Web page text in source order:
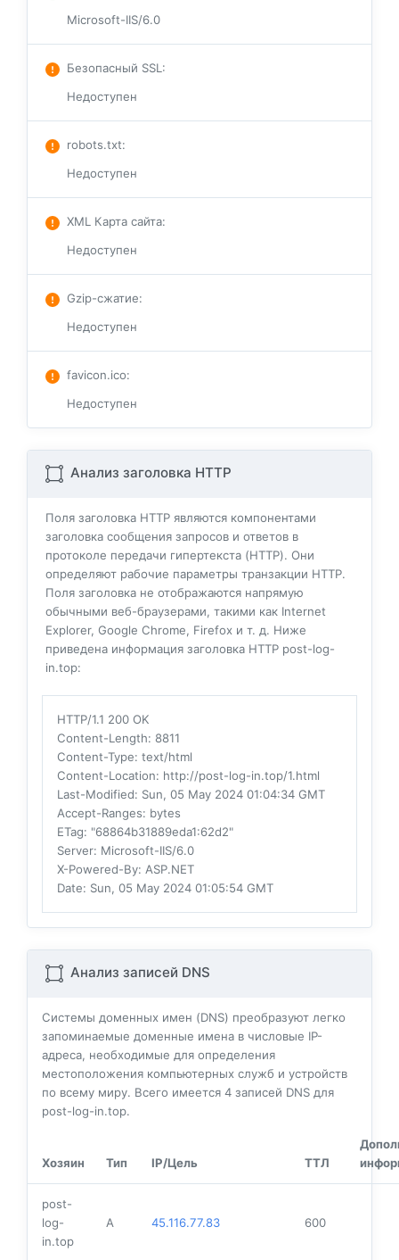
Microsoft-IIS/6.0
Безопасный SSL:
Недоступен
robots.txt:
Недоступен
XML Карта сайта:
Недоступен
Gzip-сжатие:
Недоступен
favicon.ico:
Недоступен
Анализ заголовка HTTP
Поля заголовка HTTP являются компонентами
заголовка сообщения запросов и ответов в
протоколе передачи гипертекста (HTTP). Они
определяют рабочие параметры транзакции HTTP.
Поля заголовка не отображаются напрямую
обычными веб-браузерами, такими как Internet
Explorer, Google Chrome, Firefox и т. д. Ниже
приведена информация заголовка HTTP post-log-
in.top:
HTTP/1.1 200 OK
Content-Length: 8811
Content-Type: text/html
Content-Location: http://post-log-in.top/1.html
Last-Modified: Sun, 05 May 2024 01:04:34 GMT
Accept-Ranges: bytes
ETag: "68864b31889eda1:62d2"
Server: Microsoft-IIS/6.0
X-Powered-By: ASP.NET
Date: Sun, 05 May 2024 01:05:54 GMT
Анализ записей DNS
Системы доменных имен (DNS) преобразуют легко
запоминаемые доменные имена в числовые IP-
адреса, необходимые для определения
местоположения компьютерных служб и устройств
по всему миру. Всего имеется 4 записей DNS для
post-log-in.top.
Хозяин Тип IP/Цель ТТЛ
post-
log-
in.top
A 45.116.77.83 600